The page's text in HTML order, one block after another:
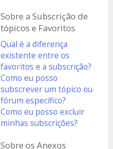
Sobre a Subscrição de
tópicos e Favoritos
Qual é a diferença
existente entre os
favoritos e a subscrição?
Como eu posso
subscrever um tópico ou
fórum específico?
Como eu posso excluir
minhas subscrições?
Sobre os Anexos